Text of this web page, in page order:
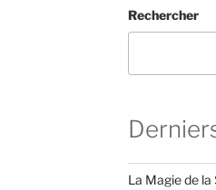
Rechercher
La Magie de la